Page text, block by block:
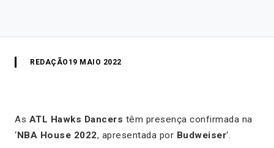
REDAÇÃO 19 MAIO 2022
As ATL Hawks Dancers têm presença confirmada na
‘NBA House 2022, apresentada por Budweiser‘.